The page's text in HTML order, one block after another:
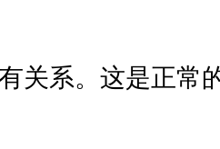
系。这是正常